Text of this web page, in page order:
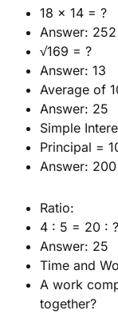
18 × 14 = ?
Answer: 252
√169 = ?
Answer: 13
Average of
Answer: 25
Simple
Principal =
Answer: 200
Ratio:
4 : 5 = 20 : ?
Answer: 25
Time and
A work
together?